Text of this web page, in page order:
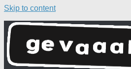
Skip to content